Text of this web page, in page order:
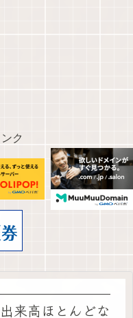
ク
来高ほとんどな